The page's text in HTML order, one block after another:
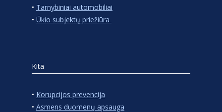
• Tarnybiniai automobiliai
• Ūkio subjektų priežiūra
Kita
• Korupcijos prevencija
• Asmens duomenų apsauga